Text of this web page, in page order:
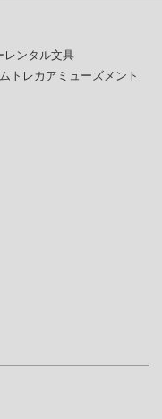
レンタル文具
トレカ アミューズメント